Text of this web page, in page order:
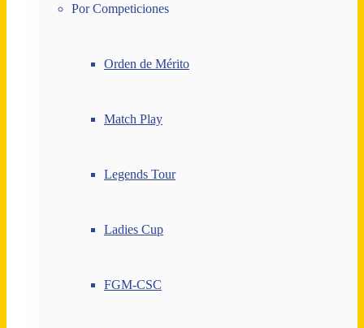
Por Competiciones
Orden de Mérito
Match Play
Legends Tour
Ladies Cup
FGM-CSC